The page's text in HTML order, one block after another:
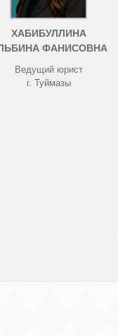
ХАБИБУЛЛИНА
ФАНИСОВНА
Ведущий юрист
г. Туймазы